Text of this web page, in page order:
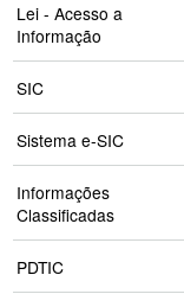
Lei - Acesso a
Informação
SIC
Sistema e-SIC
Informações
Classificadas
PDTIC